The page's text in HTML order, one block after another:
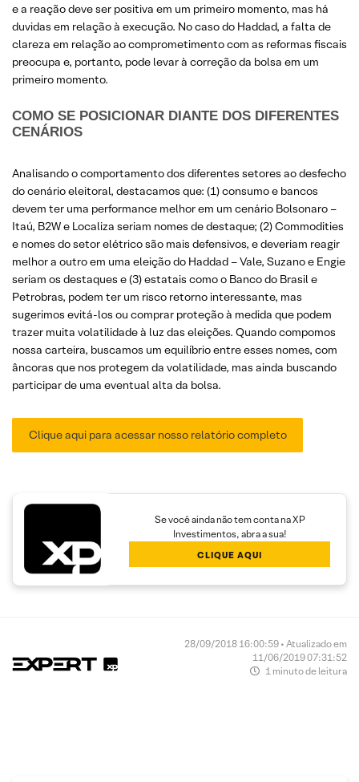
e a reação deve ser positiva em um primeiro momento, mas há
duvidas em relação à execução. No caso do Haddad, a falta de
clareza em relação ao comprometimento com as reformas fiscais
preocupa e, portanto, pode levar à correção da bolsa em um
primeiro momento.
COMO SE POSICIONAR DIANTE DOS DIFERENTES
CENÁRIOS
Analisando o comportamento dos diferentes setores ao desfecho
do cenário eleitoral, destacamos que: (1) consumo e bancos
devem ter uma performance melhor em um cenário Bolsonaro –
Itaú, B2W e Localiza seriam nomes de destaque; (2) Commodities
e nomes do setor elétrico são mais defensivos, e deveriam reagir
melhor a outro em uma eleição do Haddad – Vale, Suzano e Engie
seriam os destaques e (3) estatais como o Banco do Brasil e
Petrobras, podem ter um risco retorno interessante, mas
sugerimos evitá-los ou comprar proteção à medida que podem
trazer muita volatilidade à luz das eleições. Quando compomos
nossa carteira, buscamos um equilíbrio entre esses nomes, com
âncoras que nos protegem da volatilidade, mas ainda buscando
participar de uma eventual alta da bolsa.
Clique aqui para acessar nosso relatório completo
Se você ainda não tem conta na XP
Investimentos, abra a sua!
CLIQUE AQUI
28/09/2018 16:00:59 • Atualizado em
11/06/2019 07:31:52
1 minuto de leitura